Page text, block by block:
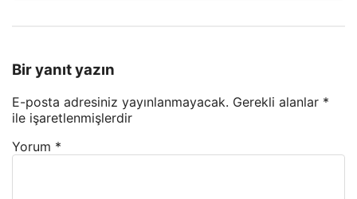
Bir yanıt yazın
E-posta adresiniz yayınlanmayacak. Gerekli alanlar *
ile işaretlenmişlerdir
Yorum *